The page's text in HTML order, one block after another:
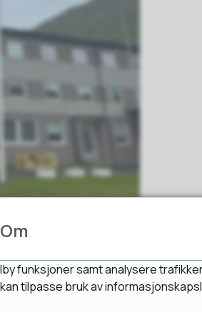
Om
funksjoner samt analysere
tilpasse bruk av